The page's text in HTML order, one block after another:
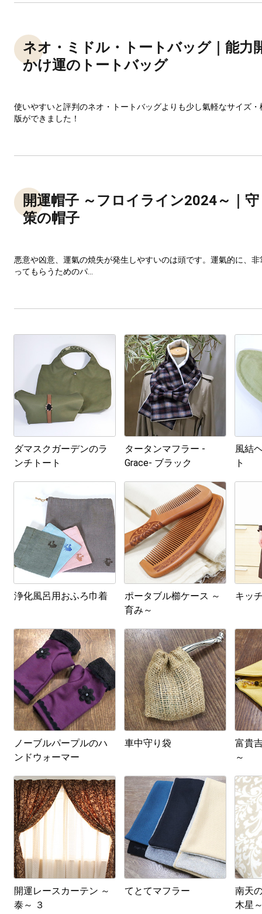
ネオ・ミドル・トートバッグ｜能力
かけ運のトートバッグ
使いやすいと評判のネオ・トートバッグよりも少し氣軽なサイズ
版ができました！
開運帽子 ～フロイライン2024～｜
策の帽子
悪意や凶意、運氣の焼失が発生しやすいのは頭です。運氣的に、
ってもらうためのパ...
ダマスクガーデンのラ
ンチトート
タータンマフラー -
Grace- ブラック
風結
ト
浄化風呂用おふろ巾着
ポータブル櫛ケース ～
育み～
キッ
ノーブルパープルのハ
ンドウォーマー
車中守り袋
富貴
～
開運レースカーテン ～
泰～ ３
てとてマフラー
南天
木星